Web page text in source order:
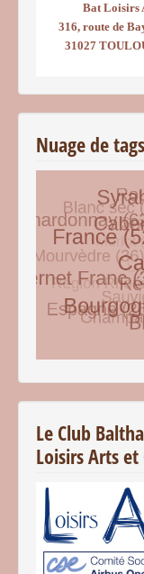
Bat Loisirs
316, route de
31027
Nuage de tags
Le Club
Loisirs Arts et